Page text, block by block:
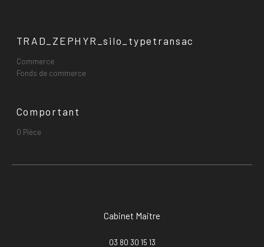
TRAD_ZEPHYR_silo_typetransac
Commerce
Fonds de commerce
Comportant
0 Pièce
Cabinet Maitre
03 80 30 15 13